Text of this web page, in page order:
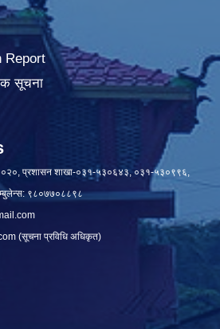
Report
सूचना
प्रशासन शाखा-०३१-५३०६४३, ०३१-५३०९९६,
९८०७७०८८९८
(सूचना प्रविधि अधिकृत)